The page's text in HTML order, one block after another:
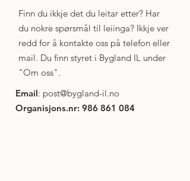
Finn du ikkje det du leitar etter? Har
du nokre spørsmål til leiinga? Ikkje ver
redd for å kontakte oss på telefon eller
mail. Du finn styret i Bygland IL under
"Om oss".
Email: post@bygland-il.no
Organisjons.nr: 986 861 084